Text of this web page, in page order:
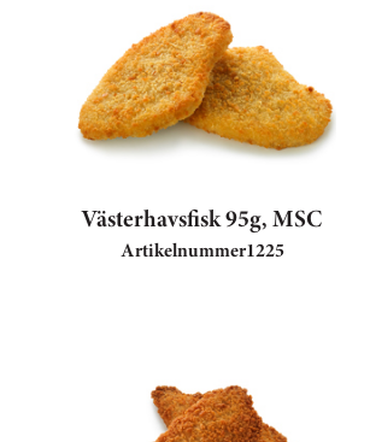
Västerhavsfisk 95g, MSC
Artikelnummer1225